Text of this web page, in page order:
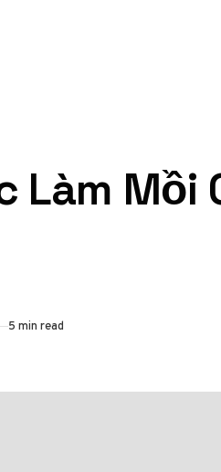
Làm Mồi
5 min read